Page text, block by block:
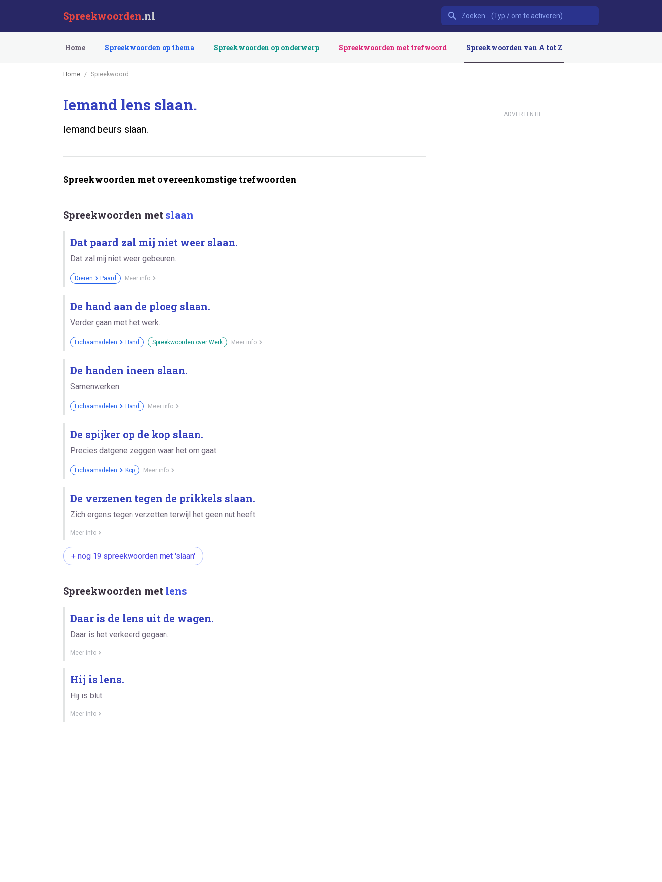
Spreekwoorden.nl
Home Spreekwoorden op thema Spreekwoorden op onderwerp Spreekwoorden met trefwoord Spreekwoorden van A tot Z
Home Spreekwoord
Iemand lens slaan.
Iemand beurs slaan.
Spreekwoorden met overeenkomstige trefwoorden
Spreekwoorden met slaan
Dat paard zal mij niet weer slaan.
Dat zal mij niet weer gebeuren.
Dieren Paard Meer info
De hand aan de ploeg slaan.
Verder gaan met het werk.
Lichaamsdelen Hand Spreekwoorden over Werk Meer info
De handen ineen slaan.
Samenwerken.
Lichaamsdelen Hand Meer info
De spijker op de kop slaan.
Precies datgene zeggen waar het om gaat.
Lichaamsdelen Kop Meer info
De verzenen tegen de prikkels slaan.
Zich ergens tegen verzetten terwijl het geen nut heeft.
Meer info
+ nog 19 spreekwoorden met 'slaan'
Spreekwoorden met lens
Daar is de lens uit de wagen.
Daar is het verkeerd gegaan.
Meer info
Hij is lens.
Hij is blut.
Meer info
ADVERTENTIE